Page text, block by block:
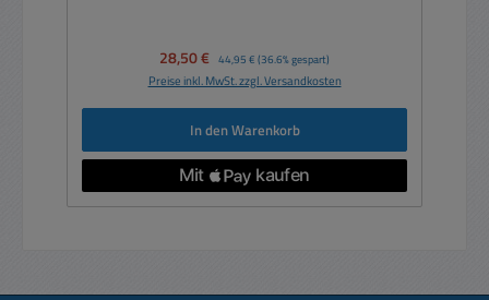
Verkaufspreis:
28,50 € Regulärer Preis:
44,95 € (36.6% gespart)
Preise inkl. MwSt. zzgl. Versandkosten
In den Warenkorb